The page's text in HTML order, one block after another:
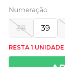
Numeração
38 39
RESTA 1 UNIDADE